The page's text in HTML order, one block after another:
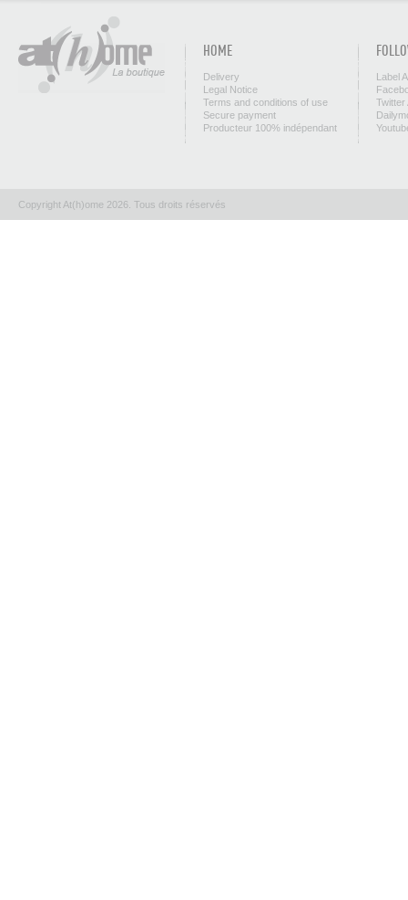
HOME
Delivery
Legal Notice
Terms and conditions of use
Secure payment
Producteur 100% indépendant
Label
Twitter
Copyright At(h)ome 2026. Tous droits réservés